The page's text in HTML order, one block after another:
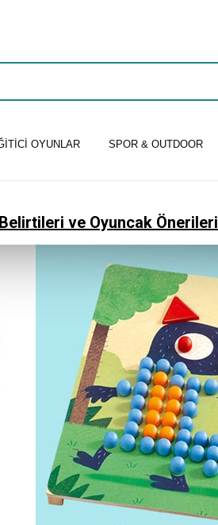
OYUNLAR SPOR & OUTDOOR
ve Oyuncak Önerileri